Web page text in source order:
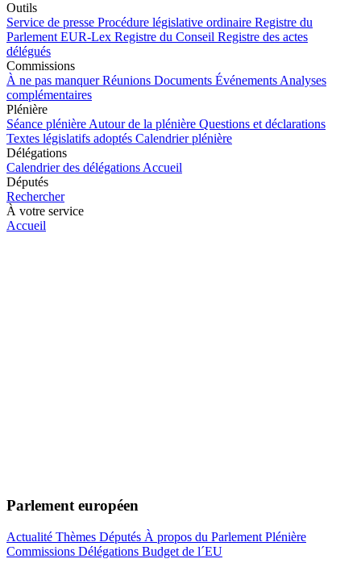
Outils
Service de presse Procédure législative ordinaire Registre du
Parlement EUR-Lex Registre du Conseil Registre des actes
délégués
Commissions
À ne pas manquer Réunions Documents ÉvénementsAnalyses
complémentaires
Plénière
Séance plénièreAutour de la plénière Questions et déclarations
Textes législatifs adoptés Calendrier plénière
Délégations
Calendrier des délégationsAccueil
Députés
Rechercher
À votre service
Accueil
Parlement européen
Actualité Thèmes Députés À propos du Parlement Plénière
Commissions Délégations Budget de l´EU